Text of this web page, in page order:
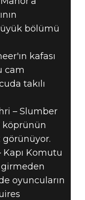
bölümü
kafası
cam
takılı
– Slumber
köprünün
görünüyor.
Komutu
girmeden
oyuncuların